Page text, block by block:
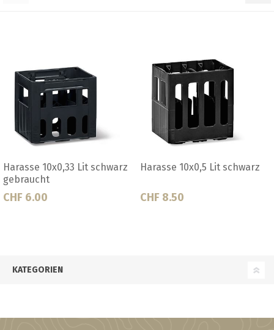
Harasse 10x0.33 Lit schwarz
Ab CHF 8.00
Harasse 10x0.33 Lit schwarz
CHF 8.50
KATEGORIEN